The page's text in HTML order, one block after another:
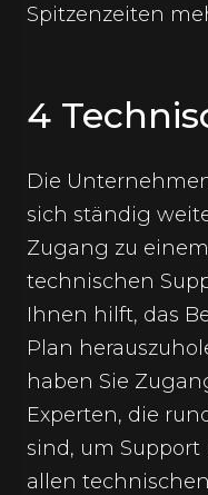
Spitzenzeiten
4
Die
sich ständig
Zugang zu
technischen
Ihnen hilft, das
Plan
haben Sie
Experten, die
sind, um
allen